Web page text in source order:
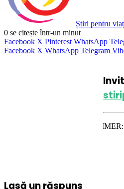
Știri pentru
0 se citește într-un minut
Facebook X Pinterest WhatsApp
Facebook X WhatsApp Telegram
DISCLAIMER:
Lasă un răspuns